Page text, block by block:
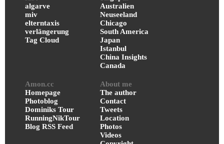
algarve
miv
elterntaxis
verlängerung
Tag Cloud
Australien
Neuseeland
Chicago
South America
Japan
Istanbul
China Insights
Canada
Amon.cc
Homepage
Photoblog
Dominiks Tour
RunningNikTour
Blog RSS Feed
About me
The author
Contact
Tweets
Location
Photos
Videos